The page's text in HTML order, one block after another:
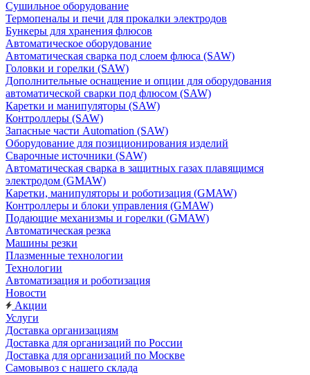
Сушильное оборудование
Термопеналы и печи для прокалки электродов
Бункеры для хранения флюсов
Автоматическое оборудование
Автоматическая сварка под слоем флюса (SAW)
Головки и горелки (SAW)
Дополнительные оснащение и опции для оборудования
автоматической сварки под флюсом (SAW)
Каретки и манипуляторы (SAW)
Контроллеры (SAW)
Запасные части Automation (SAW)
Оборудование для позиционирования изделий
Сварочные источники (SAW)
Автоматическая сварка в защитных газах плавящимся
электродом (GMAW)
Каретки, манипуляторы и роботизация (GMAW)
Контроллеры и блоки управления (GMAW)
Подающие механизмы и горелки (GMAW)
Автоматическая резка
Машины резки
Плазменные технологии
Технологии
Автоматизация и роботизация
Новости
Акции
Услуги
Доставка организациям
Доставка для организаций по России
Доставка для организаций по Москве
Самовывоз с нашего склада